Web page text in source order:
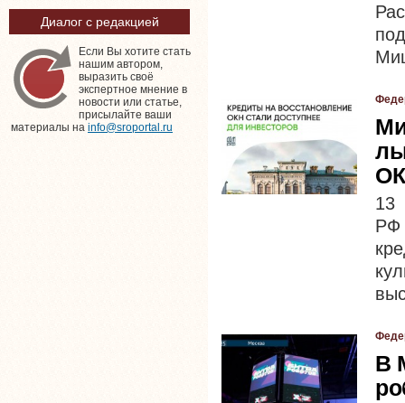
Диалог с редакцией
Если Вы хотите стать
нашим автором,
выразить своё
экспертное мнение в
новости или статье,
присылайте ваши
материалы на info@sroportal.ru
13
РФ
В